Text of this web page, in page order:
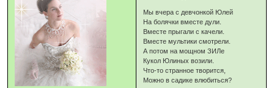
Мы вчера с девчонкой Юлей
На болячки вместе дули.
Вместе прыгали с качели.
Вместе мультики смотрели.
А потом на мощном ЗИЛе
Кукол Юлиных возили.
Что-то странное творится,
Можно в садике влюбиться?